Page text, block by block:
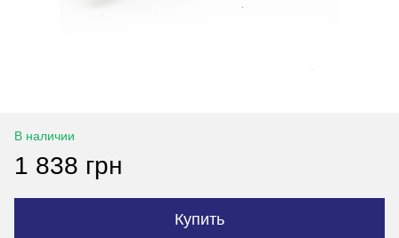
В наличии
1 838 грн
Купить